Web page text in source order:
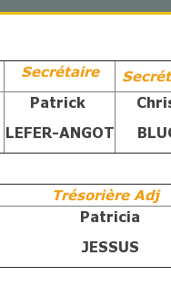
Secrétaire
Patrick
LEFER-ANGOT
Trésorière Adj
Patricia
JESSUS